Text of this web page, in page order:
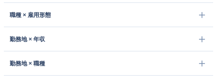
職種 × 雇用形態
勤務地 × 年収
勤務地 × 職種